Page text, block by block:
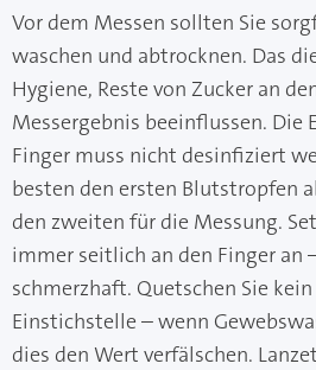
Vor dem Messen sollten Sie
waschen und abtrocknen. Das
Hygiene, Reste von Zucker an
Messergebnis beeinflussen. Die
Finger muss nicht desinfiziert
besten den ersten Blutstropfen
den zweiten für die Messung.
immer seitlich an den Finger an
schmerzhaft. Quetschen Sie
Einstichstelle – wenn
dies den Wert verfälschen.